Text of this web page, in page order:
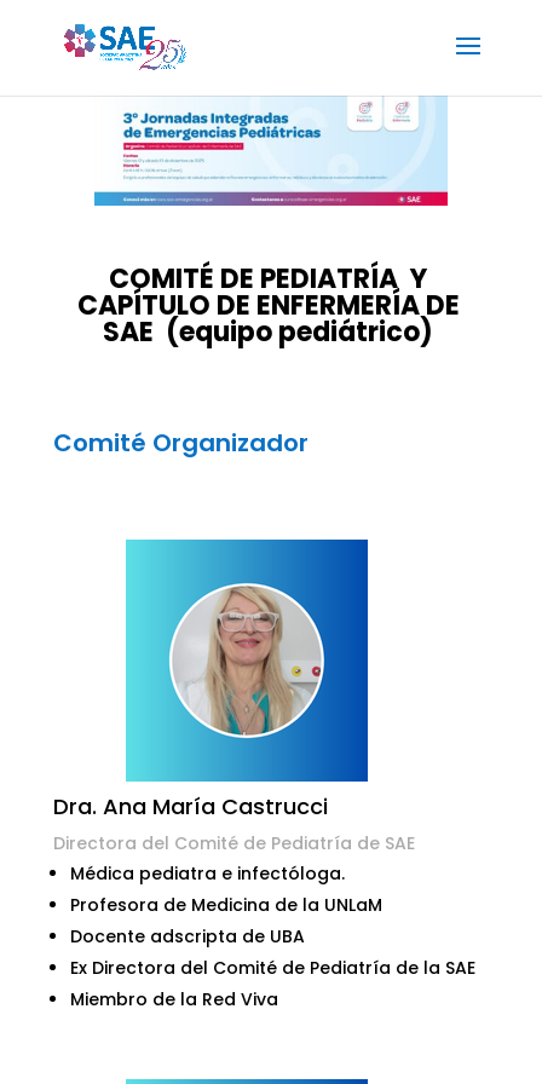
COMITÉ DE PEDIATRÍA Y
CAPÍTULO DE ENFERMERÍA DE
SAE (equipo pediátrico)
Comité Organizador
Dra. Ana María Castrucci
Directora del Comité de Pediatría de SAE
Médica pediatra e infectóloga.
Profesora de Medicina de la UNLaM
Docente adscripta de UBA
Ex Directora del Comité de Pediatría de la SAE
Miembro de la Red Viva